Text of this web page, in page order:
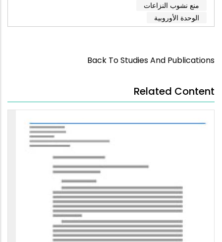
منع نشوب النزاعات
الوحدة الأوروبية
Back To Studies And Publications
Related Content